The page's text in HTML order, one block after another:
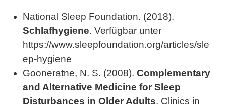
National Sleep Foundation. (2018).
Schlafhygiene. Verfügbar unter
https://www.sleepfoundation.org/articles/sle
ep-hygiene
Gooneratne, N. S. (2008). Complementary
and Alternative Medicine for Sleep
Disturbances in Older Adults. Clinics in